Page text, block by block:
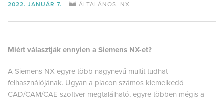
2022. JANUÁR 7. ÁLTALÁNOS, NX
Miért választják ennyien a Siemens NX-et?
A Siemens NX egyre több nagynevű multit tudhat
felhasználójának. Ugyan a piacon számos kiemelkedő
CAD/CAM/CAE szoftver megtalálható, egyre többen mégis a